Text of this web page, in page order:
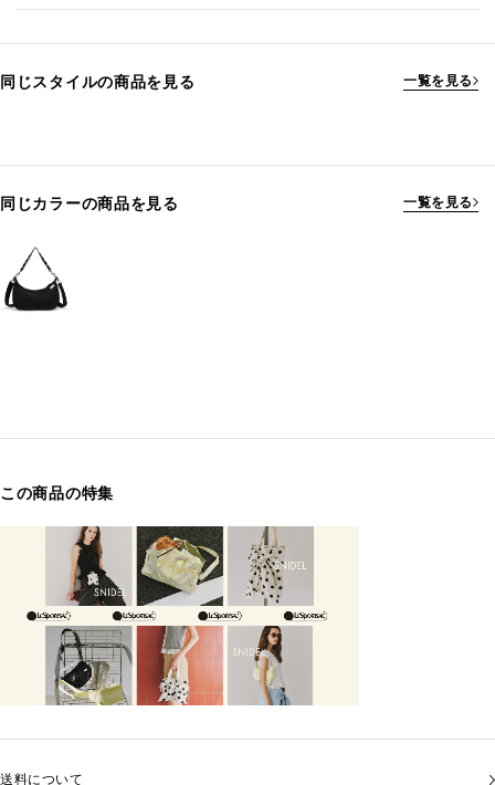
同じスタイルの商品を見る 一覧を見る
同じカラーの商品を見る 一覧を見る
この商品の特集
送料について